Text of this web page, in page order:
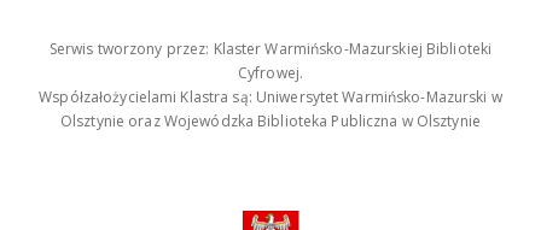
Serwis tworzony przez: Klaster Warmińsko-Mazurskiej Biblioteki
Cyfrowej.
Współzałożycielami Klastra są: Uniwersytet Warmińsko-Mazurski w
Olsztynie oraz Wojewódzka Biblioteka Publiczna w Olsztynie